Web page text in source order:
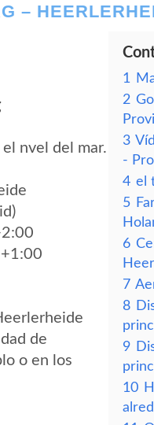
–
nvel del mar.
de
o en los
1
2
3
-
4 el
5
6
7
8
9
10